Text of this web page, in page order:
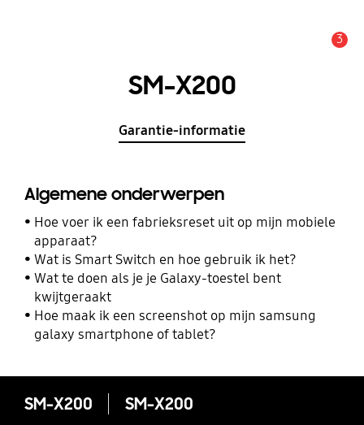
3
SM-X200
Garantie-informatie
Algemene onderwerpen
Hoe voer ik een fabrieksreset uit op mijn mobiele
apparaat?
Wat is Smart Switch en hoe gebruik ik het?
Wat te doen als je je Galaxy-toestel bent
kwijtgeraakt
Hoe maak ik een screenshot op mijn samsung
galaxy smartphone of tablet?
SM-X200 SM-X200